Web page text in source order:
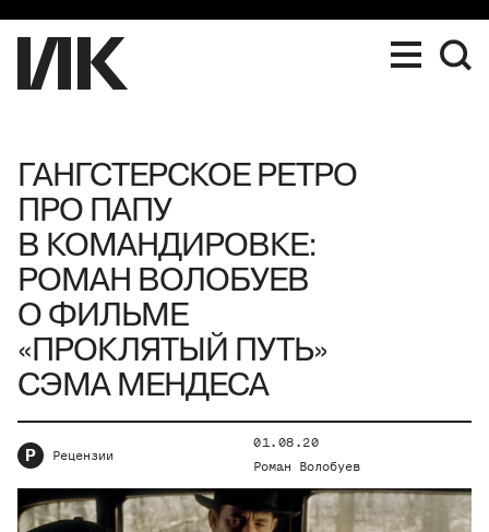
ГАНГСТЕРСКОЕ РЕТРО
ПРО ПАПУ
В КОМАНДИРОВКЕ:
РОМАН ВОЛОБУЕВ
О ФИЛЬМЕ
«ПРОКЛЯТЫЙ ПУТЬ»
СЭМА МЕНДЕСА
Р Рецензии
01.08.20
Роман Волобуев